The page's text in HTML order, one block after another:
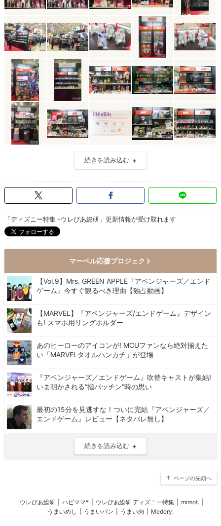
続きを読み込む
「ディズニー特集 -ウレぴあ総研」更新情報が受け取れます
マーベル応援プロジェクト
【Vol.9】Mrs. GREEN APPLE『アベンジャーズ／エンド
ゲーム』今すぐ観るべき理由【独占動画】
【MARVEL】『アベンジャーズ/エンドゲーム』デザイン
も! スマホ用リングホルダー
あのヒーローのアイコンが! MCUファンなら絶対揃えた
い「MARVELタオルハンカチ」が登場
『アベンジャーズ／エンドゲーム』吹替キャストが集結!
いま明かされる“指パッチン”時の思い
最初の15分を見逃すな！ついに完結『アベンジャーズ／
エンドゲーム』レビュー【ネタバレ無し】
続きを読み込む
ページの先頭へ
ウレぴあ総研 ハピママ* ウレぴあ総研 ディズニー特集 mimot.
うまいめし
うまいパン うまい肉 Medery.